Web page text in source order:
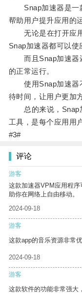
Snap加速器是一
帮助用户提升应用的
无论是在打开应用
Snap加速器都可以使
而且Snap加速器
的正常运行。
使用Snap加速器
待时间，让用户更加
总的来说，Snap
工具，是每个应用用
#3#
评论
游客
这款加速器VPM应用程
助你在网络上自由移动。
2024-09-18
游客
这款app的音乐资源非常
2024-09-18
游客
这款软件的功能非常强大